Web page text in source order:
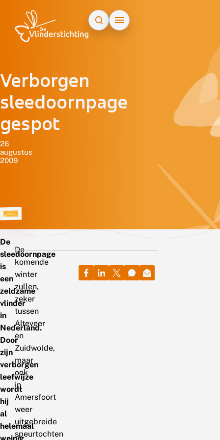
Verborgen
sleedoornpage
gespot
26
augustus
2009
De
sleedoornpage
is
een
zeldzame
vlinder
in
Nederland.
Door
zijn
verborgen
leefwijze
wordt
hij
al
helemaal
weinig
De
komende
winter
zullen,
zeker
tussen
Alteveer
en
Zuidwolde,
maar
ook
in
Amersfoort
weer
uitgebreide
speurtochten